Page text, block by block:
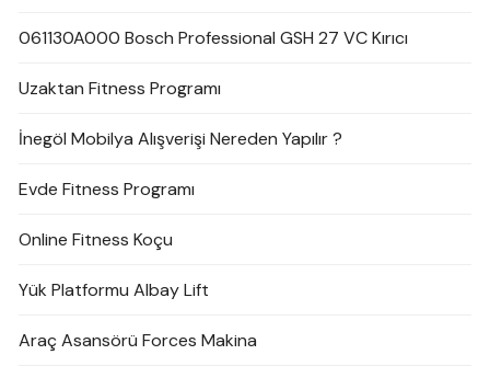
061130A000 Bosch Professional GSH 27 VC Kırıcı
Uzaktan Fitness Programı
İnegöl Mobilya Alışverişi Nereden Yapılır ?
Evde Fitness Programı
Online Fitness Koçu
Yük Platformu Albay Lift
Araç Asansörü Forces Makina